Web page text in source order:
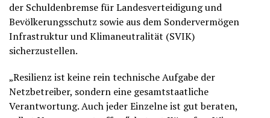
der Schuldenbremse für Landesverteidigung und
Bevölkerungsschutz sowie aus dem Sondervermögen
Infrastruktur und Klimaneutralität (SVIK)
sicherzustellen.
„Resilienz ist keine rein technische Aufgabe der
Netzbetreiber, sondern eine gesamtstaatliche
Verantwortung. Auch jeder Einzelne ist gut beraten,